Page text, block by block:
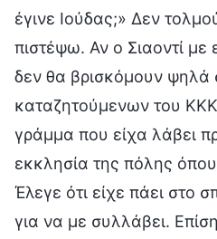
έγινε Ιούδας;» Δεν
πιστέψω. Αν ο Σιαοντί με
δεν θα βρισκόμουν ψηλά
καταζητούμενων του
γράμμα που είχα λάβει
εκκλησία της πόλης
Έλεγε ότι είχε πάει στο
για να με συλλάβει.